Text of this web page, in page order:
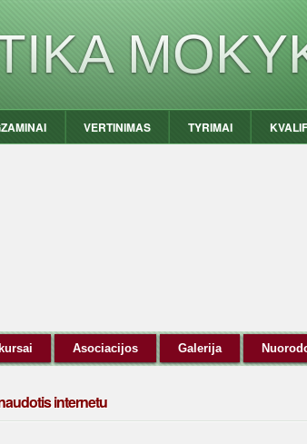
VERTINIMAS TYRIMAI
Asociacijos Galerija
internetu